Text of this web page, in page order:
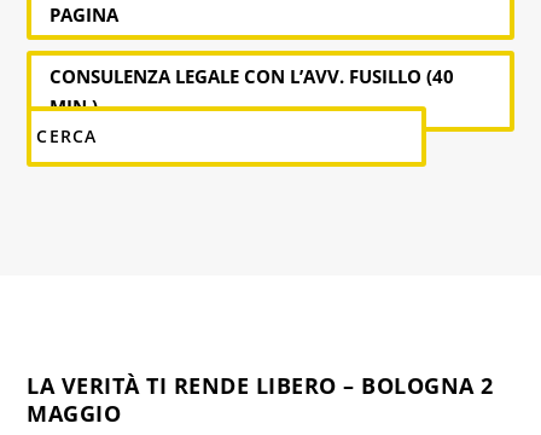
PAGINA
CONSULENZA LEGALE CON L’AVV. FUSILLO (40
MIN.)
LA VERITÀ TI RENDE LIBERO – BOLOGNA 2
MAGGIO